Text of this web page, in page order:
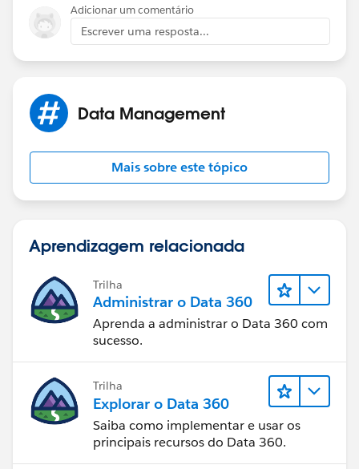
Adicionar um comentário
Escrever uma resposta...
Data Management
Mais sobre este tópico
Aprendizagem relacionada
Trilha
Administrar o Data 360
Aprenda a administrar o Data 360 com
sucesso.
Trilha
Explorar o Data 360
Saiba como implementar e usar os
principais recursos do Data 360.